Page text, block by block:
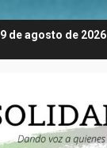
9 de agosto de 2026